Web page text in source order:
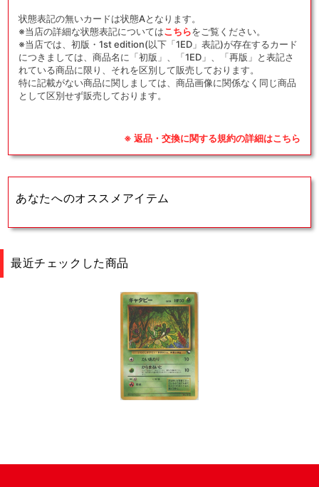
状態表記の無いカードは状態Aとなります。
※当店の詳細な状態表記についてはこちらをご覧ください。
※当店では、初版・1st edition(以下「1ED」表記)が存在するカード
につきましては、商品名に「初版」、「1ED」、「再版」と表記さ
れている商品に限り、それを区別して販売しております。
特に記載がない商品に関しましては、商品画像に関係なく同じ商品
として区別せず販売しております。
※ 返品・交換に関する規約の詳細はこちら
あなたへのオススメアイテム
最近チェックした商品